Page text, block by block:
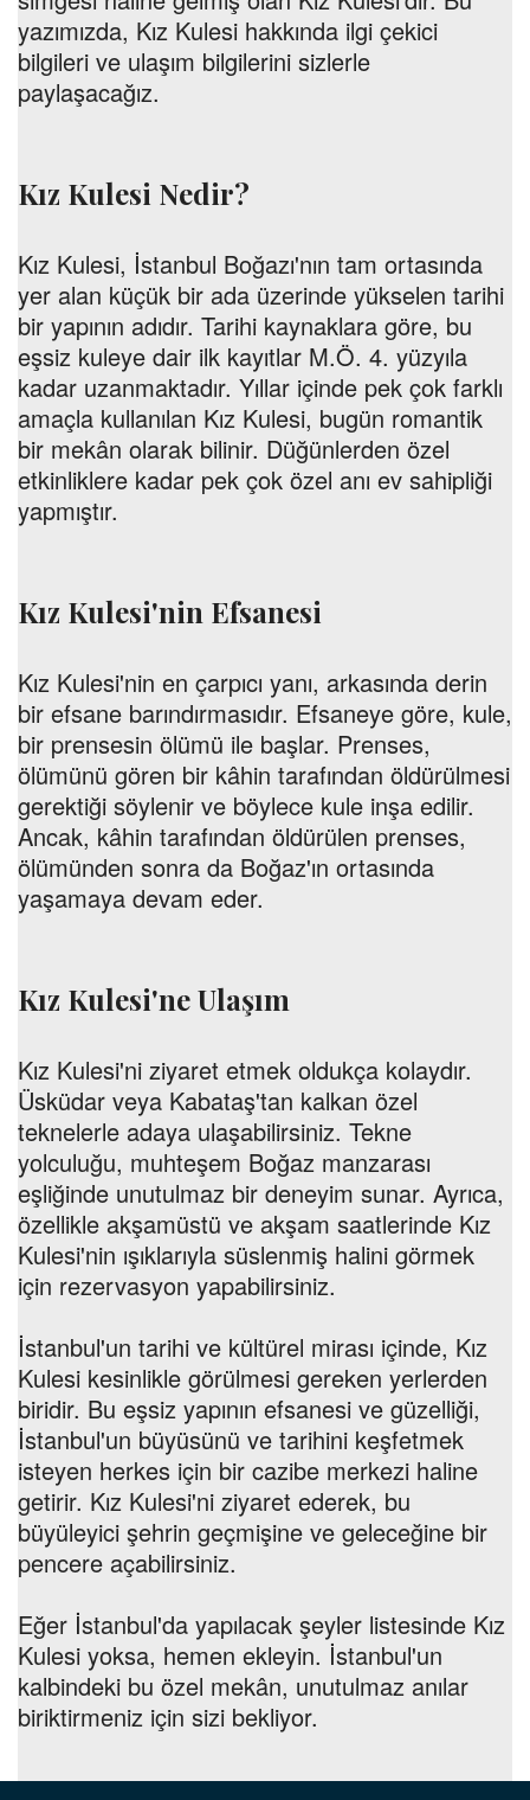
yazımızda, Kız Kulesi hakkında ilgi çekici
bilgileri ve ulaşım bilgilerini sizlerle
paylaşacağız.
Kız Kulesi Nedir?
Kız Kulesi, İstanbul Boğazı'nın tam ortasında
yer alan küçük bir ada üzerinde yükselen tarihi
bir yapının adıdır. Tarihi kaynaklara göre, bu
eşsiz kuleye dair ilk kayıtlar M.Ö. 4. yüzyıla
kadar uzanmaktadır. Yıllar içinde pek çok farklı
amaçla kullanılan Kız Kulesi, bugün romantik
bir mekân olarak bilinir. Düğünlerden özel
etkinliklere kadar pek çok özel anı ev sahipliği
yapmıştır.
Kız Kulesi'nin Efsanesi
Kız Kulesi'nin en çarpıcı yanı, arkasında derin
bir efsane barındırmasıdır. Efsaneye göre, kule,
bir prensesin ölümü ile başlar. Prenses,
ölümünü gören bir kâhin tarafından öldürülmesi
gerektiği söylenir ve böylece kule inşa edilir.
Ancak, kâhin tarafından öldürülen prenses,
ölümünden sonra da Boğaz'ın ortasında
yaşamaya devam eder.
Kız Kulesi'ne Ulaşım
Kız Kulesi'ni ziyaret etmek oldukça kolaydır.
Üsküdar veya Kabataş'tan kalkan özel
teknelerle adaya ulaşabilirsiniz. Tekne
yolculuğu, muhteşem Boğaz manzarası
eşliğinde unutulmaz bir deneyim sunar. Ayrıca,
özellikle akşamüstü ve akşam saatlerinde Kız
Kulesi'nin ışıklarıyla süslenmiş halini görmek
için rezervasyon yapabilirsiniz.
İstanbul'un tarihi ve kültürel mirası içinde, Kız
Kulesi kesinlikle görülmesi gereken yerlerden
biridir. Bu eşsiz yapının efsanesi ve güzelliği,
İstanbul'un büyüsünü ve tarihini keşfetmek
isteyen herkes için bir cazibe merkezi haline
getirir. Kız Kulesi'ni ziyaret ederek, bu
büyüleyici şehrin geçmişine ve geleceğine bir
pencere açabilirsiniz.
Eğer İstanbul'da yapılacak şeyler listesinde Kız
Kulesi yoksa, hemen ekleyin. İstanbul'un
kalbindeki bu özel mekân, unutulmaz anılar
biriktirmeniz için sizi bekliyor.